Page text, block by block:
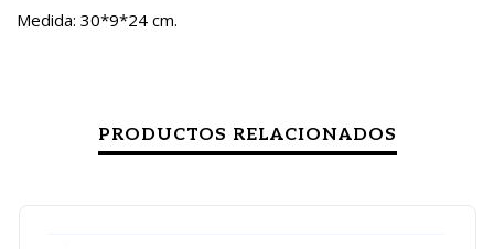
Medida: 30*9*24 cm.
PRODUCTOS RELACIONADOS